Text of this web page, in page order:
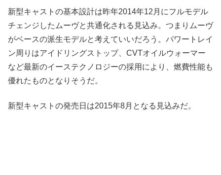
新型キャストの基本設計は昨年2014年12月にフルモデル
チェンジしたムーヴと共通化される見込み。つまりムーヴ
がベースの派生モデルと考えていいだろう。パワートレイ
ン周りはアイドリングストップ、CVTオイルウォーマー
など最新のイーステクノロジーの採用により、燃費性能も
優れたものとなりそうだ。
新型キャストの発売日は2015年8月となる見込みだ。